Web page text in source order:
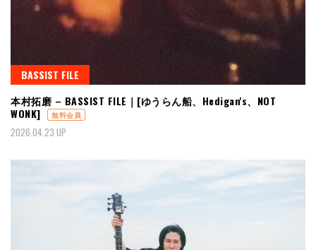
BASSIST FILE
本村拓磨 – BASSIST FILE｜[ゆうらん船、Hedigan's、NOT
WONK]
無料会員
2026.04.23 UP